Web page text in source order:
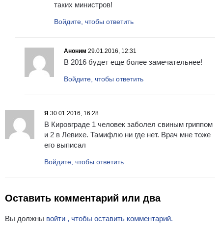
таких министров!
Войдите, чтобы ответить
Аноним 29.01.2016, 12:31
В 2016 будет еще более замечательнее!
Войдите, чтобы ответить
Я 30.01.2016, 16:28
В Кировграде 1 человек заболел свиным гриппом
и 2 в Левихе. Тамифлю ни где нет. Врач мне тоже
его выписал
Войдите, чтобы ответить
Оставить комментарий или два
Вы должны войти , чтобы оставить комментарий.